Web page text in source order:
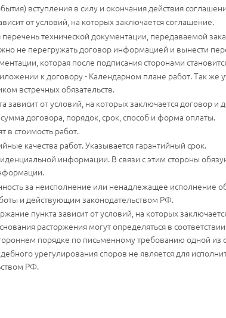
вступления в силу и окончания действия
от условий, на которых заключается соглашение.
технической документации, передаваемой
не перегружать договор информацией и вынести
которая после подписания сторонами
к договору - Календарном плане работ. Так же
встречных обязательств.
от условий, на которых заключается договор и
договора, порядок, срок, способ и форма оплаты.
в стоимость работ.
качества работ. Указывается гарантийный срок.
информации. В связи с этим стороны
за неисполнение или ненадлежащее исполнение
и действующим законодательством РФ.
пункта зависит от условий, на которых
расторжения могут определяться в
порядке по письменному требованию одной из
урегулирования споров не является для
РФ.